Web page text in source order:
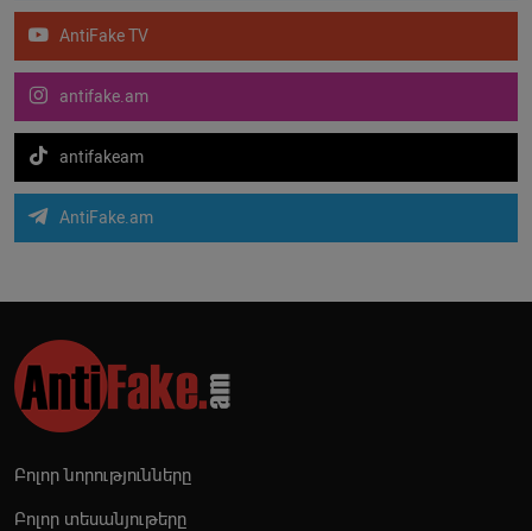
AntiFake TV
antifake.am
antifakeam
AntiFake.am
Բոլոր նորությունները
Բոլոր տեսանյութերը